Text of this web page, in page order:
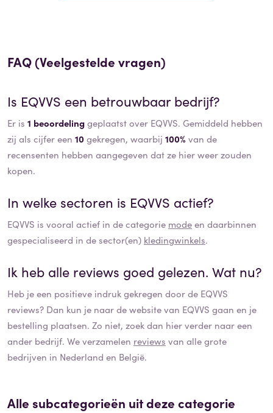
FAQ (Veelgestelde vragen)
Is EQVVS een betrouwbaar bedrijf?
Er is 1 beoordelinggeplaatst over EQVVS. Gemiddeld hebben
zij als cijfer een 10 gekregen, waarbij 100% van de
recensenten hebben aangegeven dat ze hier weer zouden
kopen.
In welke sectoren is EQVVS actief?
EQVVS is vooral actief in de categorie modeen daarbinnen
gespecialiseerd in de sector(en) kledingwinkels.
Ik heb alle reviews goed gelezen. Wat nu?
Heb je een positieve indruk gekregen door de EQVVS
reviews? Dan kun je naar de website van EQVVS gaan en je
bestelling plaatsen. Zo niet, zoek dan hier verder naar een
ander bedrijf. We verzamelen reviews van alle grote
bedrijven in Nederland en België.
Alle subcategorieën uit deze categorie